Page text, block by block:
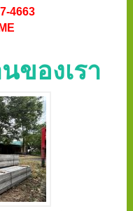
4663
ของเรา